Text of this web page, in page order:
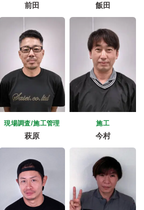
前田 飯田
現場調査/施工管理
萩原
施工
今村